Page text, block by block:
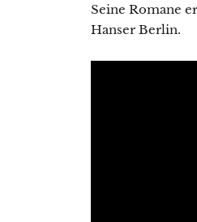
Seine Romane
Hanser Berlin.